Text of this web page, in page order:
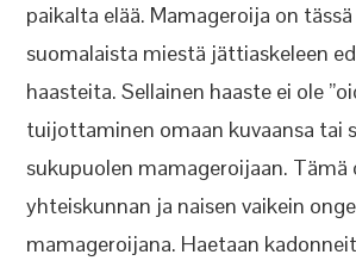
paikalta elää. Mamageroija on
suomalaista miestä jättiaskeleen
haasteita. Sellainen haaste ei ole
tuijottaminen omaan kuvaansa tai
sukupuolen mamageroijaan. Tämä
yhteiskunnan ja naisen vaikein
mamageroijana. Haetaan